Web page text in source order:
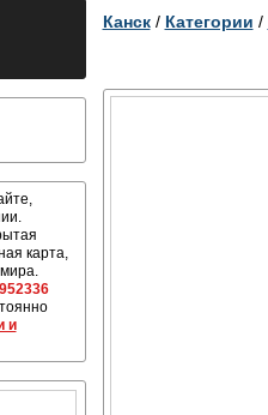
карта,
и
Канск/ Категории /